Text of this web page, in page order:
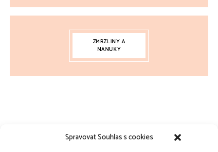
Spravovat Souhlas s cookies
ZMRZLINY A
NANUKY